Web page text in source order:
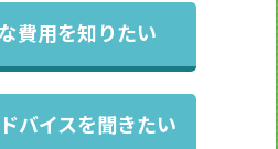
費用を知りたい
バイスを聞きたい